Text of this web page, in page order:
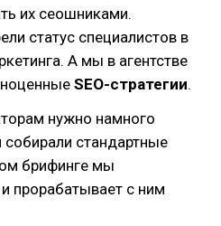
их сеошниками.
статус специалистов в
А мы в агентстве
SEO-стратегии.
нужно намного
стандартные
брифинге мы
прорабатывает с ним